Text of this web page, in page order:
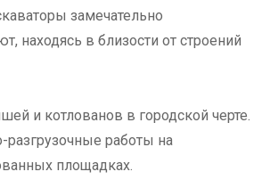
замечательно
находясь в близости от строений
и котлованов в городской черте.
разгрузочные работы на
площадках.